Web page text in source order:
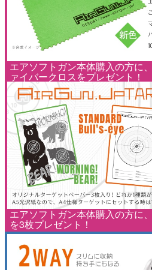
エアソフトガン本体購入の方に
ァイバークロスをプレゼント！
エアソフトガン本体購入の方に
を3枚プレゼント！